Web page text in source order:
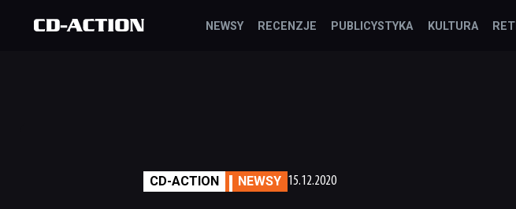
NEWSY RECENZJE PUBLICYSTYKA KULTURA
CD-ACTION NEWSY 15.12.2020